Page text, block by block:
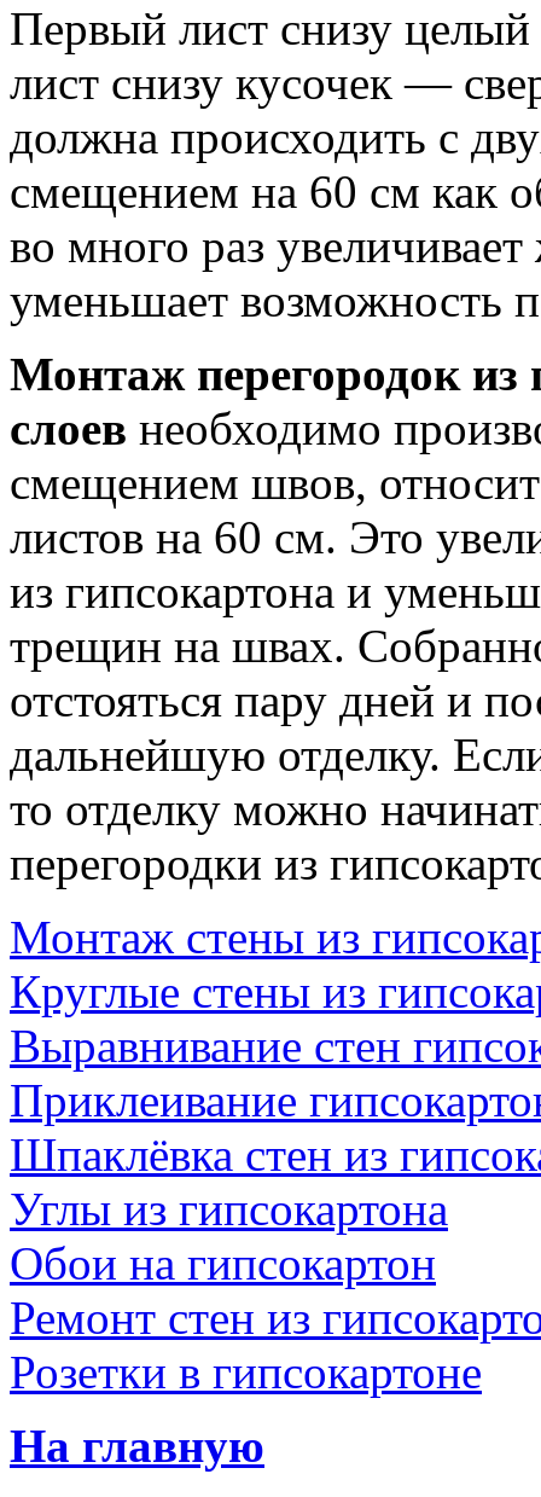
Первый лист снизу
лист снизу кусочек —
должна происходить с
смещением на 60 см как
во много раз
уменьшает возможность
Монтаж перегородок из
слоев необходимо
смещением швов,
листов на 60 см. Это
из гипсокартона и
трещин на швах.
отстояться пару дней и
дальнейшую отделку.
то отделку можно
перегородки из
Монтаж стены из
Круглые стены из
Выравнивание стен
Приклеивание
Шпаклёвка стен из
Углы из гипсокартона
Обои на гипсокартон
Ремонт стен из
Розетки в гипсокартоне
На главную